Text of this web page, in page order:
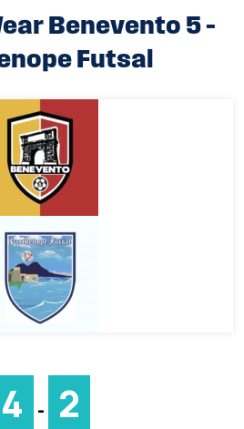
Benevento 5 –
Futsal
4 - 2